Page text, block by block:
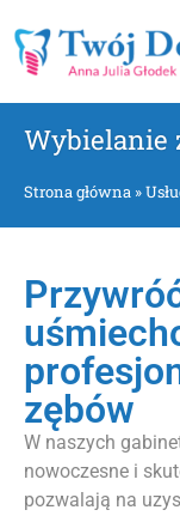
Wybielanie
Strona główna »
zębów
W naszych
nowoczesne i
pozwalają na